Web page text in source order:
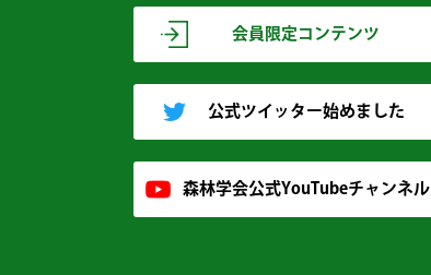
会員限定コンテンツ
公式ツイッター始めました
森林学会公式YouTubeチャンネル